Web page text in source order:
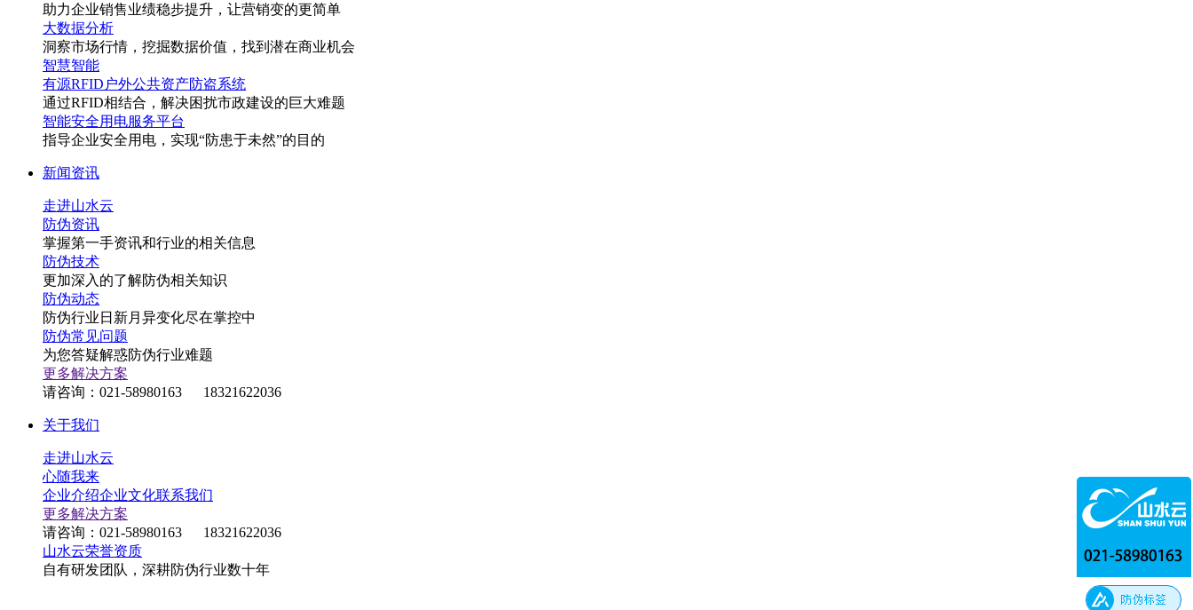
助力企业销售业绩稳步提升，让营销变的更简单
大数据分析
洞察市场行情，挖掘数据价值，找到潜在商业机会
智慧智能
有源RFID户外公共资产防盗系统
通过RFID相结合，解决困扰市政建设的巨大难题
智能安全用电服务平台
指导企业安全用电，实现“防患于未然”的目的
新闻资讯
走进山水云
防伪资讯
掌握第一手资讯和行业的相关信息
防伪技术
更加深入的了解防伪相关知识
防伪动态
防伪行业日新月异变化尽在掌控中
防伪常见问题
为您答疑解惑防伪行业难题
更多解决方案
请咨询：021-58980163 18321622036
关于我们
走进山水云
心随我来
企业介绍企业文化联系我们
更多解决方案
请咨询：021-58980163 18321622036
山水云荣誉资质
自有研发团队，深耕防伪行业数十年